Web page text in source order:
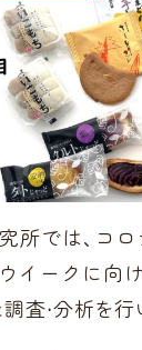
所では、コ
イークに向
査・分析を行